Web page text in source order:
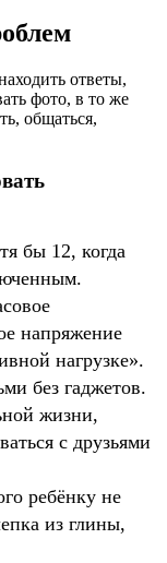
ответы,
фото, в то же
общаться,
бы 12, когда
напряжение
нагрузке».
без гаджетов.
жизни,
с друзьями
ребёнку не
из глины,